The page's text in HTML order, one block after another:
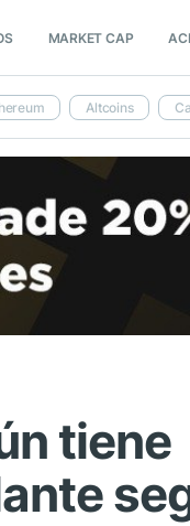
MARKET CAP
Altcoins
tiene